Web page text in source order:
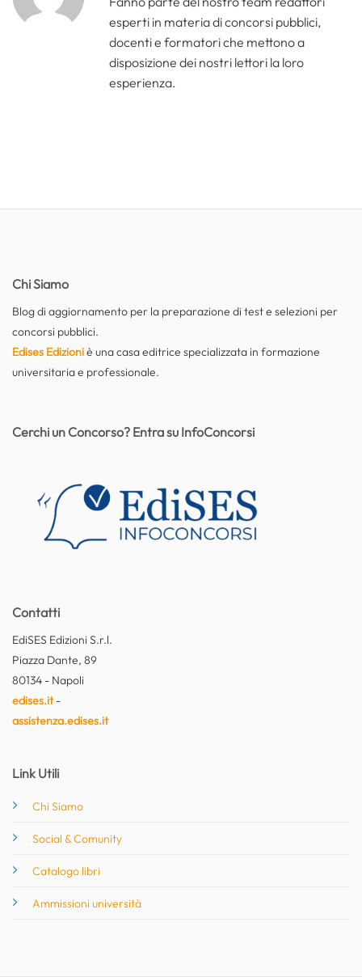
esperti in materia di concorsi pubblici,
docenti e formatori che mettono a
disposizione dei nostri lettori la loro
esperienza.
Chi Siamo
Blog di aggiornamento per la preparazione di test e selezioni per
concorsi pubblici.
Edises Edizioniè una casa editrice specializzata in formazione
universitaria e professionale.
Contatti
EdiSES Edizioni S.r.l.
Piazza Dante, 89
80134 - Napoli
edises.it-
assistenza.edises.it
Link Utili
Chi Siamo
Social & Comunity
Catalogo libri
Ammissioni università
Cerchi un Concorso? Entra su InfoConcorsi